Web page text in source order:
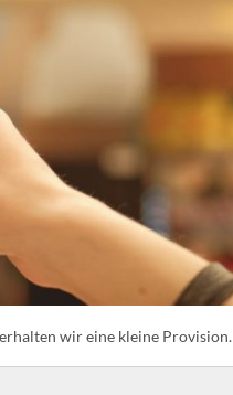
wir eine kleine Provision.